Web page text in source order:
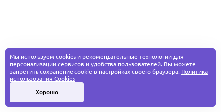
Мы используем cookies и рекомендательные технологии для
персонализации сервисов и удобства пользователей. Вы можете
запретить сохранение cookie в настройках своего браузера. Политика
использования Cookies
Хорошо